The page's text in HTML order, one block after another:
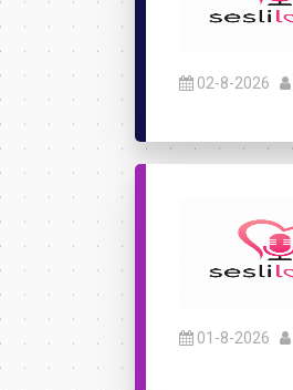
02-8-2026
01-8-2026